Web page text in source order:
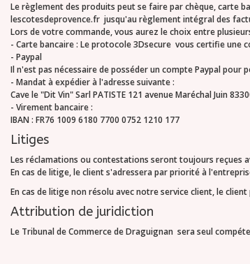
Le règlement des produits peut se faire par chèque, carte
lescotesdeprovence.fr jusqu'au règlement intégral des
Lors de votre commande, vous aurez le choix entre
- Carte bancaire: Le protocole 3Dsecure vous certifie une
- Paypal
Il n'est pas nécessaire de posséder un compte Paypal pour
- Mandatà expédier à l'adresse suivante :
Cave le "Dit Vin" Sarl PATISTE 121 avenue Maréchal Juin
- Virement bancaire:
IBAN : FR76 1009 6180 7700 0752 1210 177
Litiges
Les réclamations ou contestations seront toujours reçues
En cas de litige, le client s'adressera par priorité à
En cas de litige non résolu avec notre service client, le
Attribution de juridiction
Le Tribunal de Commerce de Draguignan sera seul